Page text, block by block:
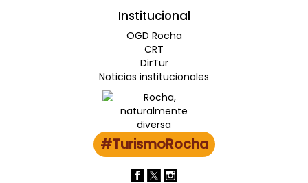
Institucional
OGD Rocha
CRT
DirTur
Noticias institucionales
#TurismoRocha